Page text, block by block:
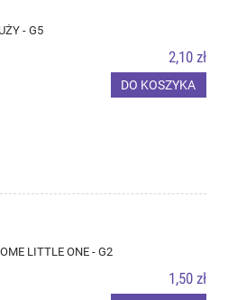
- G5
2,10 zł
DO KOSZYKA
LITTLE ONE - G2
1,50 zł